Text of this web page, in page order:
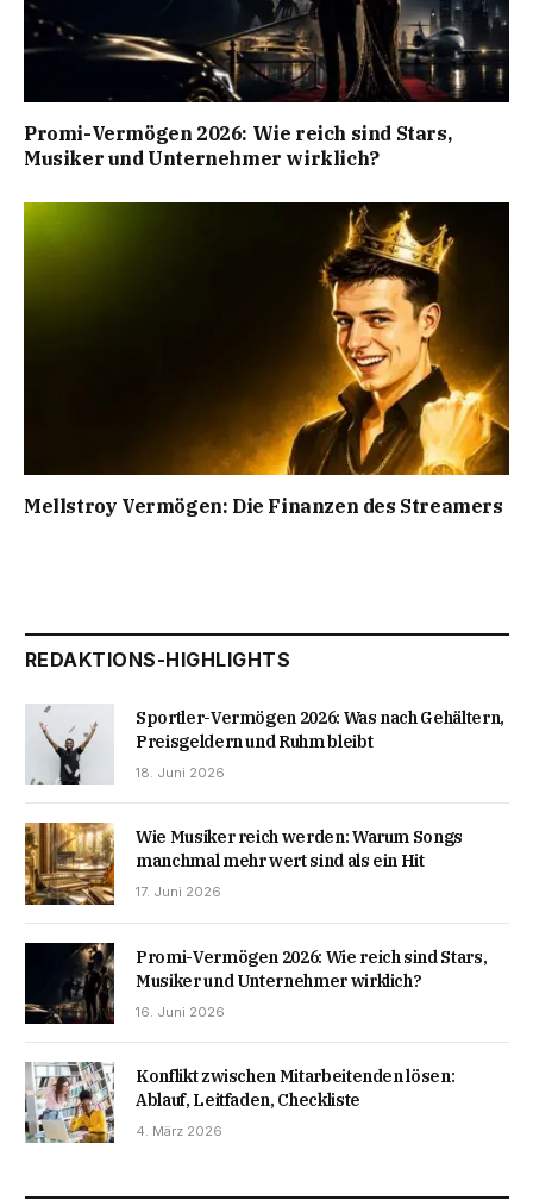
Promi-Vermögen 2026: Wie reich sind Stars,
Musiker und Unternehmer wirklich?
Mellstroy Vermögen: Die Finanzen des Streamers
REDAKTIONS-HIGHLIGHTS
Sportler-Vermögen 2026: Was nach Gehältern,
Preisgeldern und Ruhm bleibt
18. Juni 2026
Wie Musiker reich werden: Warum Songs
manchmal mehr wert sind als ein Hit
17. Juni 2026
Promi-Vermögen 2026: Wie reich sind Stars,
Musiker und Unternehmer wirklich?
16. Juni 2026
Konflikt zwischen Mitarbeitenden lösen:
Ablauf, Leitfaden, Checkliste
4. März 2026